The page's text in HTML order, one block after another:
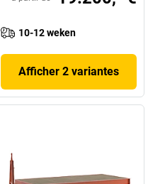
10-12 weken
Afficher 2 variantes